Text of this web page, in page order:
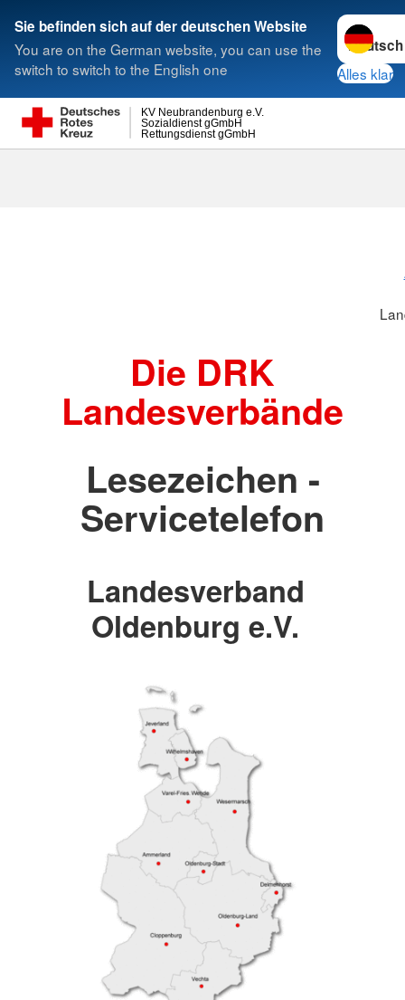
Sie befinden sich auf der deutschen Website
You are on the German website, you can use the
switch to switch to the English one
Sprache
Alles klar
Rettungsdienst gGmbH
Sozialdienst gGmbH
KV Neubrandenburg e.V.
Suche
Die DRK
Landesverbände
Lesezeichen -
Servicetelefon
Landesverband
Oldenburg e.V.